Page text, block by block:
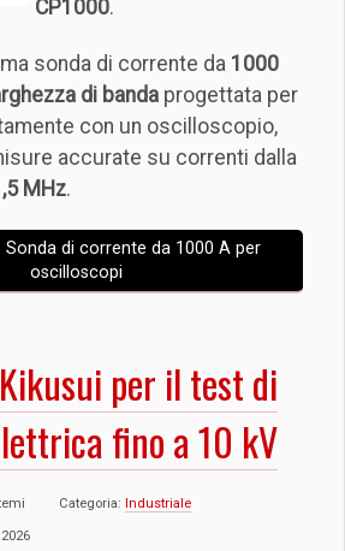
CP1000.
sonda di corrente da 1000
di banda progettata per
con un oscilloscopio,
accurate su correnti dalla
MHz.
Sonda di corrente da 1000 A per
oscilloscopi
per il test di
fino a 10 kV
Categoria: Industriale